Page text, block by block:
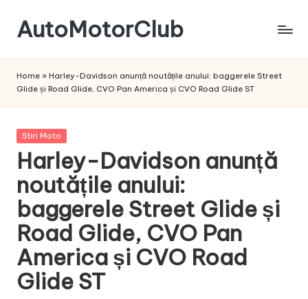
Skip
content
AutoMotorClub
masini
de
masini
Home » Harley-Davidson anunță noutățile anului: baggerele Street
Glide și Road Glide, CVO Pan America și CVO Road Glide ST
Posted
Stiri Moto
Harley-Davidson anunță
noutățile anului:
baggerele Street Glide și
Road Glide, CVO Pan
America și CVO Road
Glide ST